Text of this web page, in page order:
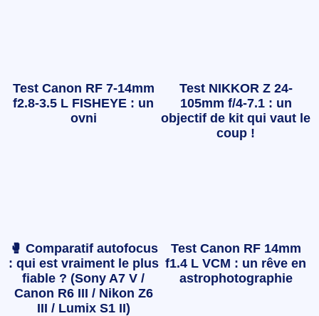
Test Canon RF 7-14mm
f2.8-3.5 L FISHEYE : un
ovni
Test NIKKOR Z 24-
105mm f/4-7.1 : un
objectif de kit qui vaut le
coup !
🥊 Comparatif autofocus
: qui est vraiment le plus
fiable ? (Sony A7 V /
Canon R6 III / Nikon Z6
III / Lumix S1 II)
Test Canon RF 14mm
f1.4 L VCM : un rêve en
astrophotographie